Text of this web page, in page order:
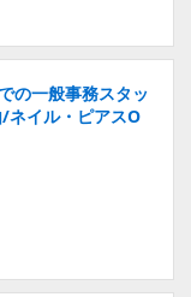
の一般事務スタッ
ネイル・ピアスO